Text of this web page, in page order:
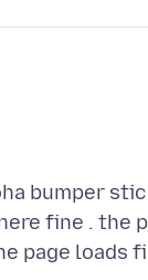
bumper
fine . the
page loads